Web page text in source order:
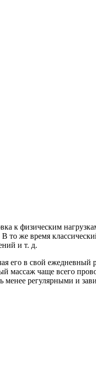
к физическим
то же время
и т. д.
его в свой ежедневный
массаж чаще всего
менее регулярными и